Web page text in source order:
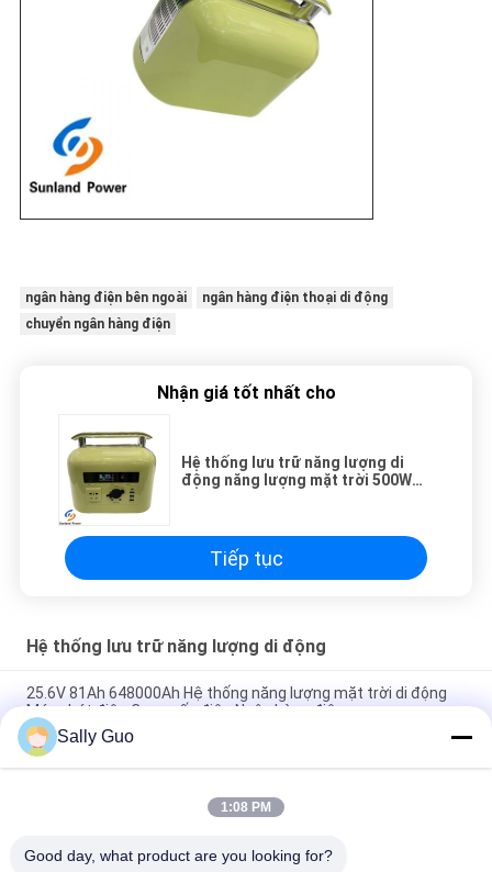
ngân hàng điện bên ngoài
ngân hàng điện thoại di động
chuyển ngân hàng điện
Nhận giá tốt nhất cho
Hệ thống lưu trữ năng lượng di
động năng lượng mặt trời 500W
Tiếp tục
Hệ thống lưu trữ năng lượng di động
25.6V 81Ah 648000Ah Hệ thống năng lượng mặt trời di động
Máy phát điện Cung cấp điện Ngân hàng điện
Hệ thống lưu trữ năng lượng di động ngoài trời Pin Lithium
2000W 3.7V
Hệ thống lưu trữ năng lượng di động 1500W 3.7V 45Ah có thể
Sally Guo
1:08 PM
Good day, what product are you looking for?